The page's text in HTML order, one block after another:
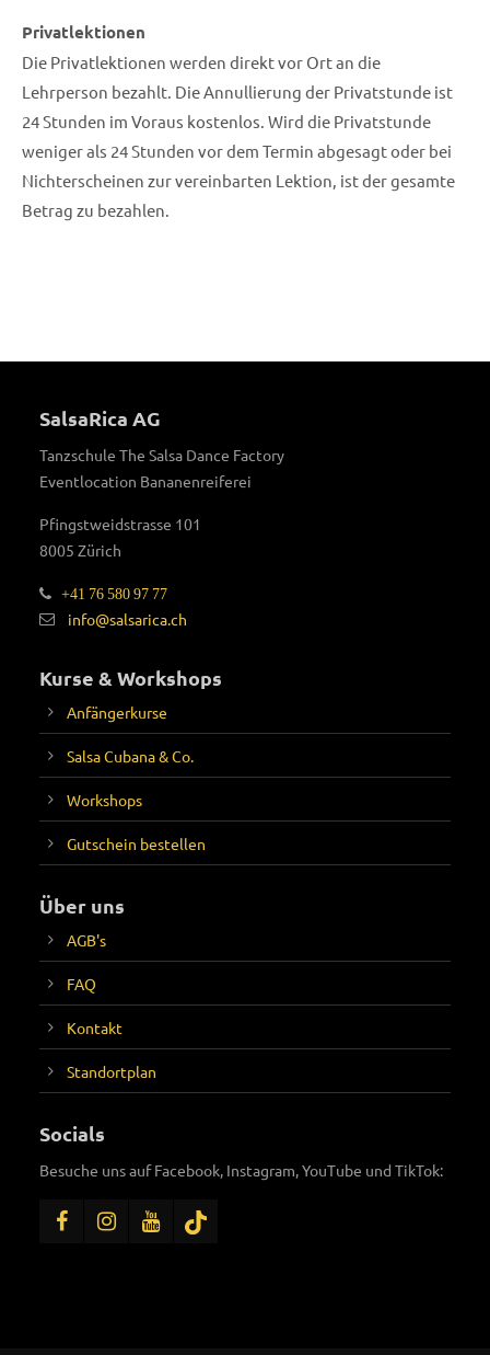
Privatlektionen
Die Privatlektionen werden direkt vor Ort an die
Lehrperson bezahlt. Die Annullierung der Privatstunde ist
24 Stunden im Voraus kostenlos. Wird die Privatstunde
weniger als 24 Stunden vor dem Termin abgesagt oder bei
Nichterscheinen zur vereinbarten Lektion, ist der gesamte
Betrag zu bezahlen.
SalsaRica AG
Tanzschule The Salsa Dance Factory
Eventlocation Bananenreiferei
Pfingstweidstrasse 101
8005 Zürich
+41 76 580 97 77
info@salsarica.ch
Kurse & Workshops
Anfängerkurse
Salsa Cubana & Co.
Workshops
Gutschein bestellen
Über uns
AGB's
FAQ
Kontakt
Standortplan
Socials
Besuche uns auf Facebook, Instagram, YouTube und TikTok: